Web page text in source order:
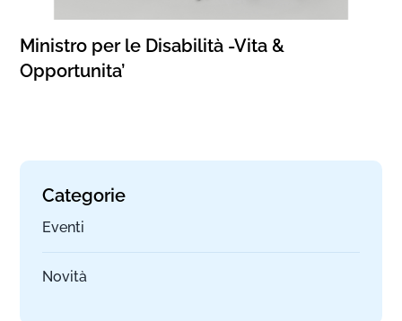
Ministro per le Disabilità -Vita &
Opportunita’
Categorie
Eventi
Novità